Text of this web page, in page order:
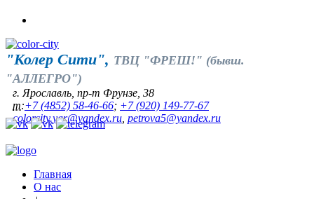
"Колер Сити", ТВЦ "ФРЕШ!" (бывш.
"АЛЛЕГРО")
г. Ярославль, пр-т Фрунзе, 38
т:+7 (4852) 58-46-66; +7 (920) 149-77-67
colorcity.yar@yandex.ru petrova5@yandex.ru
Главная
О нас